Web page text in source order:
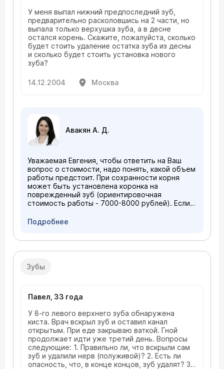
У меня выпал нижний предпоследний зуб,
предварительно расколовшись на 2 части, но
выпала только верхушка зуба, а в десне
остался корень. Скажите, пожалуйста, сколько
будет стоить удаление остатка зуба из десны
и сколько будет стоить установка нового
зуба?
14.12.2004 Москва
Авакян А. Д.
Уважаемая Евгения, чтобы ответить на Ваш
вопрос о стоимости, надо понять, какой объем
работы предстоит. При сохранности корня
может быть установлена коронка на
поврежденный зуб (ориентировочная
стоимость работы - 7000-8000 рублей). Если
устанавливать надо три металлокерамические
коронки. Эта работа может быть оценена в
более подробно уточнить все вопросы -
только на консультации.
Подробнее
Зубы
Павел, 33 года
У 8-го левого верхнего зуба обнаружена
киста. Врач вскрыл зуб и оставил канал
открытым. При еде закрываю ваткой. Гной
продолжает идти уже третий день. Вопросы
следующие: 1. Правильно ли, что вскрыли сам
зуб и удалили нерв (полуживой)? 2. Есть ли
опасность, что, в конце концов, зуб удалят? 3.